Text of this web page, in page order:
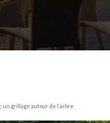
grillage autour de l’arbre